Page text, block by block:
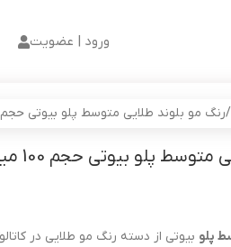
ورود | عضویت
رنگ مو بلوند طلایی متوسط پلو بیوتی حجم 100 میلی لیتر شماره 7.3
بیوتی حجم 100 میلی لیتر شماره 7.3
پلو